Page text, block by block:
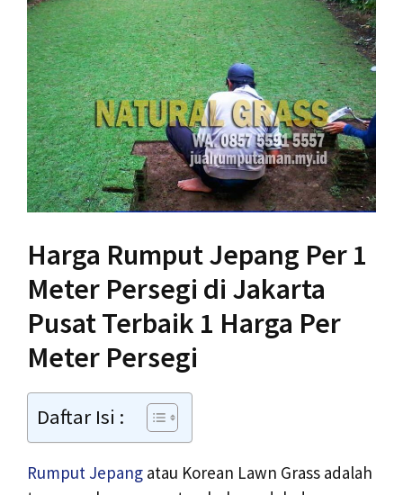
Harga Rumput Jepang Per 1
Meter Persegi di Jakarta
Pusat Terbaik 1 Harga Per
Meter Persegi
Daftar Isi :
Rumput Jepang atau Korean Lawn Grass adalah